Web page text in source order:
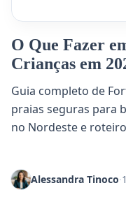
O Que Fazer
Crianças em
Guia completo de
praias seguras para
no Nordeste e
Alessandra Tinoco·